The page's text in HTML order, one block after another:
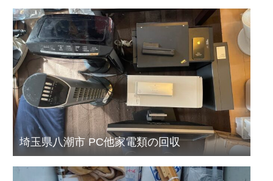
埼玉県八潮市 PC他家電類の回収